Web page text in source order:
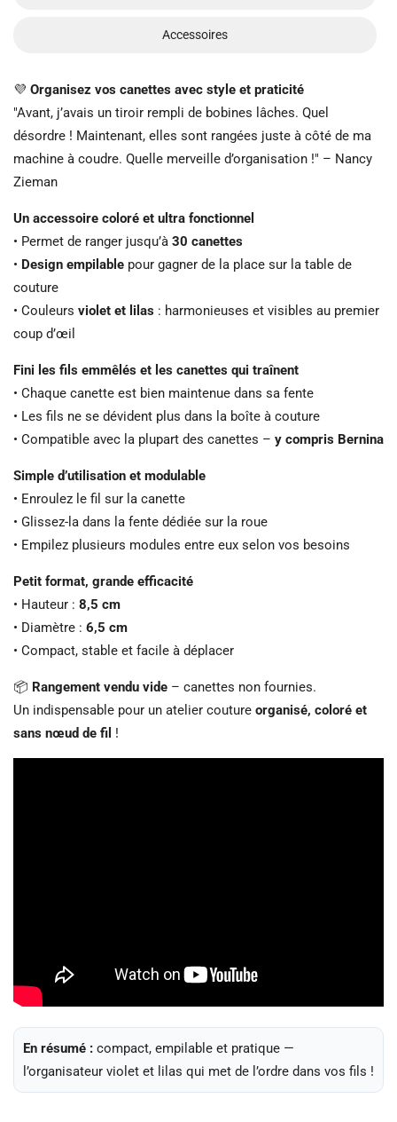
Accessoires
💜 Organisez vos canettes avec style et praticité
"Avant, j’avais un tiroir rempli de bobines lâches. Quel
désordre ! Maintenant, elles sont rangées juste à côté de ma
machine à coudre. Quelle merveille d’organisation !" – Nancy
Zieman
Un accessoire coloré et ultra fonctionnel
• Permet de ranger jusqu’à 30 canettes
• Design empilable pour gagner de la place sur la table de
couture
• Couleurs violet et lilas : harmonieuses et visibles au premier
coup d’œil
Fini les fils emmêlés et les canettes qui traînent
• Chaque canette est bien maintenue dans sa fente
• Les fils ne se dévident plus dans la boîte à couture
• Compatible avec la plupart des canettes – y compris Bernina
Simple d’utilisation et modulable
• Enroulez le fil sur la canette
• Glissez-la dans la fente dédiée sur la roue
• Empilez plusieurs modules entre eux selon vos besoins
Petit format, grande efficacité
• Hauteur : 8,5 cm
• Diamètre : 6,5 cm
• Compact, stable et facile à déplacer
📦 Rangement vendu vide – canettes non fournies.
Un indispensable pour un atelier couture organisé, coloré et
sans nœud de fil !
En résumé : compact, empilable et pratique —
l’organisateur violet et lilas qui met de l’ordre dans vos fils !